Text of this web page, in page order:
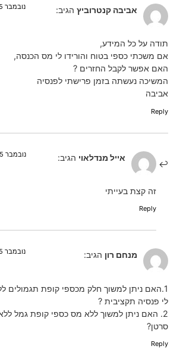
אביבה קנטרוביץ הגיב: נובמבר 15, 2015 בשעה 1:08 pm
תודה על כל המידע,
אם משכתי כספי בטוח והורידו לי מס הכנסה,
האם אפשר לקבל החזרים ?
המשיכה נעשתה בזמן פרישתי לפנסיה
אביבה
Reply
אייל מנדלאוי הגיב: נובמבר 15, 2015 בשעה 2:07 pm
זה קצת בעייתי
Reply
מנחם רון הגיב: נובמבר 15, 2015 בשעה 2:31 pm
לי פנסיה תקציבית ?
2. האם ניתן למשוך ללא מס כספי קופת גמל
סרטן?
Reply